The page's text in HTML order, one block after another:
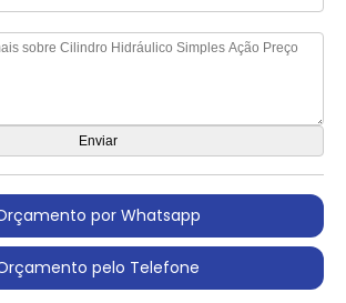
por Whatsapp
pelo Telefone